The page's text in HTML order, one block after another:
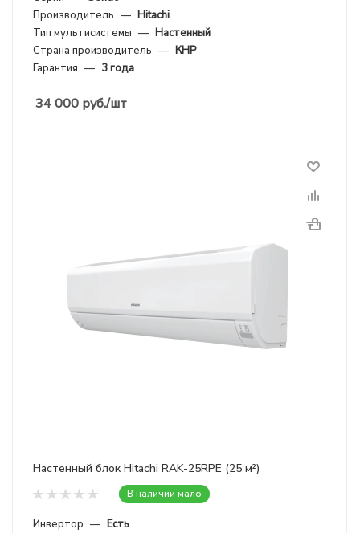
Производитель — Hitachi
Тип мультисистемы — Настенный
Страна производитель — КНР
Гарантия — 3 года
34 000 руб./шт
Настенный блок Hitachi RAK-25RPE (25 м²)
В наличии мало
Инвертор — Есть